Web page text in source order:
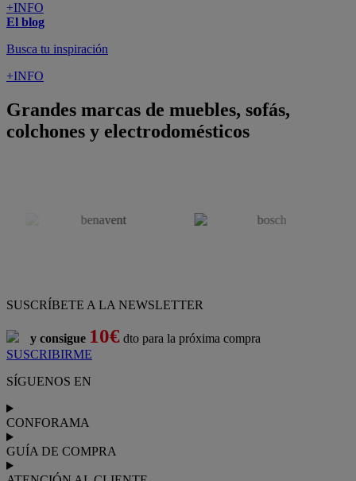
+INFO
El blog
Busca tu inspiración
+INFO
Grandes marcas de muebles, sofás,
colchones y electrodomésticos
SUSCRÍBETE A LA NEWSLETTER
y consigue 10€ dto para la próxima compra
SUSCRIBIRME
SÍGUENOS EN
CONFORAMA
GUÍA DE COMPRA